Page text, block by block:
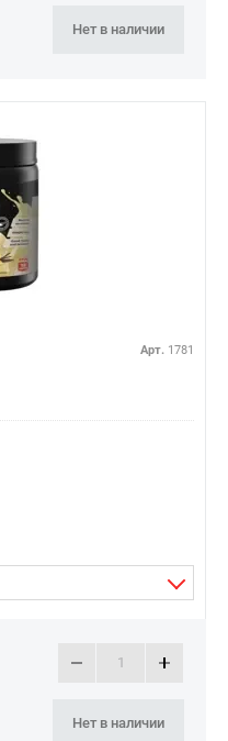
Нет в наличии
Арт. 1781
Нет в наличии